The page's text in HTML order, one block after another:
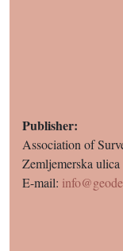
Publisher:
Association of
Zemljemerska
E-mail: